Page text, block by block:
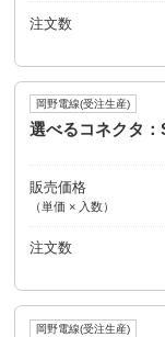
注文数
岡野電線(受注生産)
選べるコネクタ
販売価格
（単価 × 入数）
注文数
岡野電線(受注生産)